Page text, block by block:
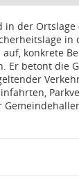
der
konkrete
Er betont die